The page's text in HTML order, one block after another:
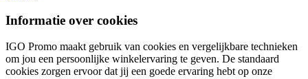
Informatie over cookies
IGO Promo maakt gebruik van cookies en vergelijkbare technieken
om jou een persoonlijke winkelervaring te geven. De standaard
cookies zorgen ervoor dat jij een goede ervaring hebt op onze